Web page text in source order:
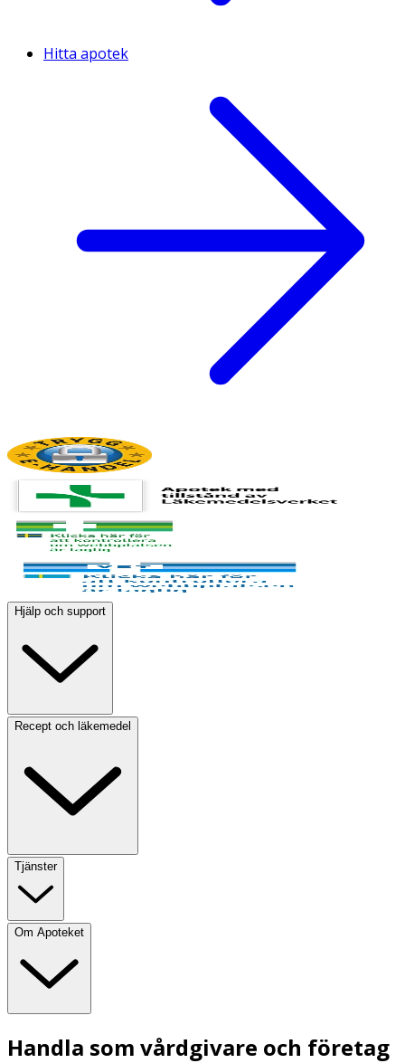
Hitta apotek
Hjälp och support
Recept och läkemedel
Tjänster
Om Apoteket
Handla som vårdgivare och företag